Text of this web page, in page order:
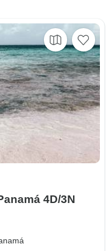
4D/3N